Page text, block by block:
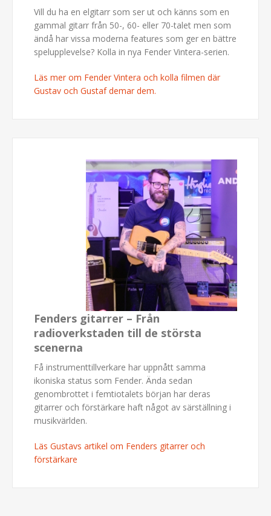
Vill du ha en elgitarr som ser ut och känns som en
gammal gitarr från 50-, 60- eller 70-talet men som
ändå har vissa moderna features som ger en bättre
spelupplevelse? Kolla in nya Fender Vintera-serien.
Läs mer om Fender Vintera och kolla filmen där
Gustav och Gustaf demar dem.
Fenders gitarrer – Från
radioverkstaden till de största
scenerna
Få instrumenttillverkare har uppnått samma
ikoniska status som Fender. Ända sedan
genombrottet i femtiotalets början har deras
gitarrer och förstärkare haft något av särställning i
musikvärlden.
Läs Gustavs artikel om Fenders gitarrer och
förstärkare